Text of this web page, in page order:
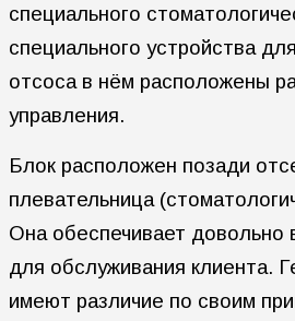
специального
специального устройства
отсоса в нём расположены
управления.
Блок расположен позади
плевательница
Она обеспечивает довольно
для обслуживания клиента.
имеют различие по своим